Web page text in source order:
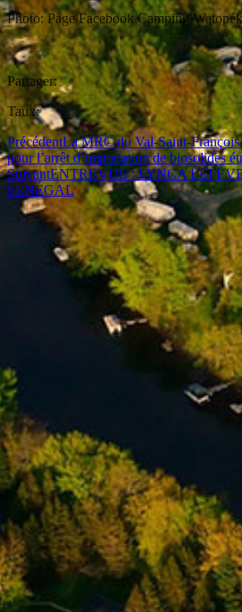
Photo: Page Facebook Camping
Partager:
Taux:
PrécédentLa MRC du Val-Saint-François
pour l’arrêt d’importation de biosolides
SuivantENTREVUE : LYNCA
SÉNÉGAL